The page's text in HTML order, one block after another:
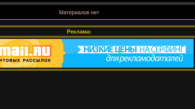
Материалов нет
Реклама: